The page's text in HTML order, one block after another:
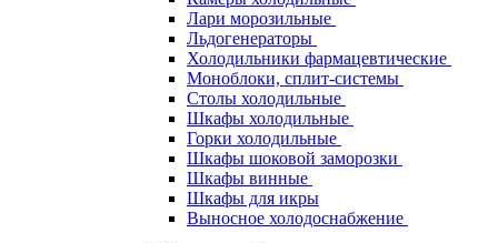
Лари морозильные
Льдогенераторы
Холодильники фармацевтические
Моноблоки, сплит-системы
Столы холодильные
Шкафы холодильные
Горки холодильные
Шкафы шоковой заморозки
Шкафы винные
Шкафы для икры
Выносное холодоснабжение